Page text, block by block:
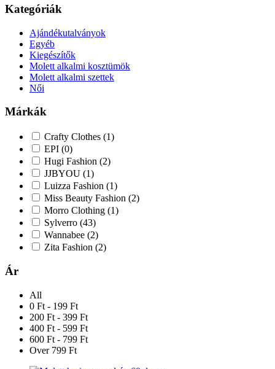
Kategóriák
Ajándékutalványok
Egyéb
Kiegészítők
Molett alkalmi kosztümök
Molett alkalmi szettek
Női
Márkák
Crafty Clothes (1)
EPI (0)
Hugi Fashion (2)
JJBYOU (1)
Luizza Fashion (1)
Miss Beauty Fashion (2)
Morro Clothing (1)
Sylverro (43)
Wannabee (2)
Zita Fashion (2)
Ár
All
0 Ft - 199 Ft
200 Ft - 399 Ft
400 Ft - 599 Ft
600 Ft - 799 Ft
Over 799 Ft